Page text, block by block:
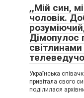
,,Мій син,
чоловік.
Дімопулос
Українська
привітала свого
поділилася